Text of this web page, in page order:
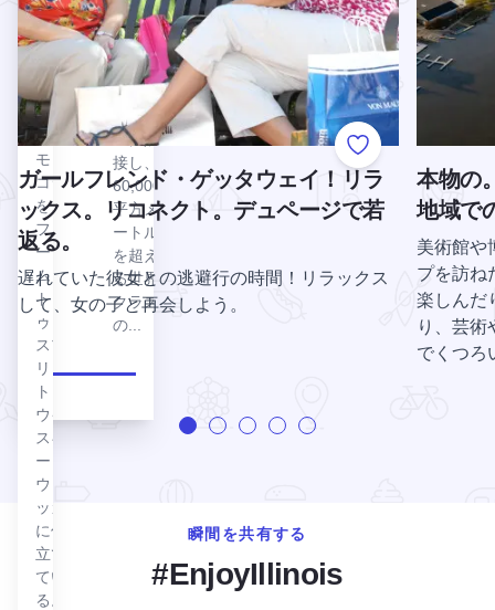
ッドベ
リ・コ
ンベン
ション
センタ
ーに隣
接し、
60,000
平方メ
ートル
を超え
る世界
クラス
の...
ノイ
州で
豊富
に採
れる
トウ
モロ
コシ
を、
ファ
ー
ム・
ト
ゥ・
スプ
リッ
ト・
ウイ
スキ
ーと
ウォ
ッカ
に仕
立て
てい
る。
Add to Favorites
ガールフレンド・ゲッタウェイ！リラ
ックス。リコネクト。デュページで若
返る。
遅れていた彼女との逃避行の時間！リラックス
して、女の子と再会しよう。
本物の
地域で
美術館や
プを訪ね
楽しんだ
り、芸術
でくつろ
瞬間を共有する
#EnjoyIllinois